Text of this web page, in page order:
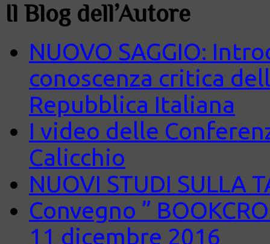
Il Blog dell’Autore
NUOVO SAGGIO:
conoscenza critica
Repubblica Italiana
I video delle
Calicchio
NUOVI STUDI SULLA
Convegno ”
11 dicembre 2016